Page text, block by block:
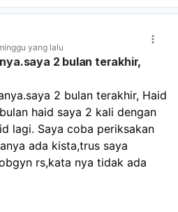
bila perlu, dan USG agar
yang lalu
2 bulan terakhir,
2 bulan terakhir, Haid
haid saya 2 kali dengan
lagi. Saya coba periksakan
ada kista,trus saya
rs,kata nya tidak ada